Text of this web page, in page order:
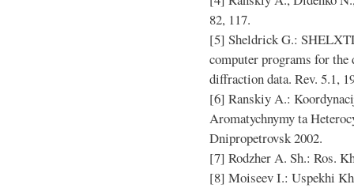
82, 117.
[5] Sheldrick G.:
computer programs for
diffraction data. Rev. 5.1,
[6] Ranskiy A.:
Aromatychnymy ta
Dnipropetrovsk 2002.
[7] Rodzher A. Sh.: Ros.
[8] Moiseev I.: Uspekhi